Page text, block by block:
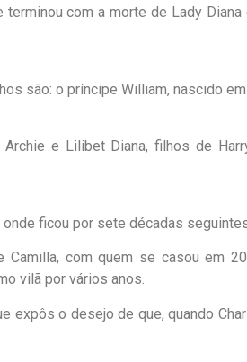
com a morte de Lady Diana
são: o príncipe William, nascido
e Lilibet Diana, filhos de
onde ficou por sete décadas
Camilla, com quem se casou em
vilã por vários anos.
expôs o desejo de que, quando